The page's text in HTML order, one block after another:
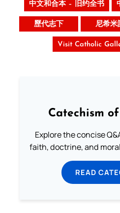
中文和合本 – 旧约全书
歷代志下 尼希米
Visit Catholic
Catechism
Explore the concise
faith, doctrine, and
READ